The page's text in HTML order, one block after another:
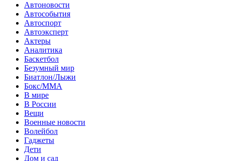
Автоновости
Автособытия
Автоспорт
Автоэксперт
Актеры
Аналитика
Баскетбол
Безумный мир
Биатлон/Лыжи
Бокс/MMA
В мире
В России
Вещи
Военные новости
Волейбол
Гаджеты
Дети
Дом и сад